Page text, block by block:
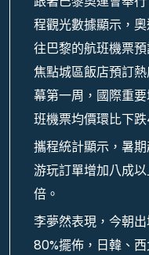
程觀光數據顯示，
往巴黎的航班機票
焦點城區飯店預訂
幕第一周，國際重
班機票均價環比下跌
攜程統計顯示，暑
游玩訂單增加八成
倍。
李夢然表現，今朝
80%擺佈，日韓、